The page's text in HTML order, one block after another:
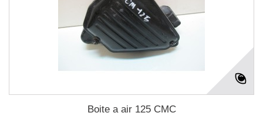
Boite a air 125 CMC